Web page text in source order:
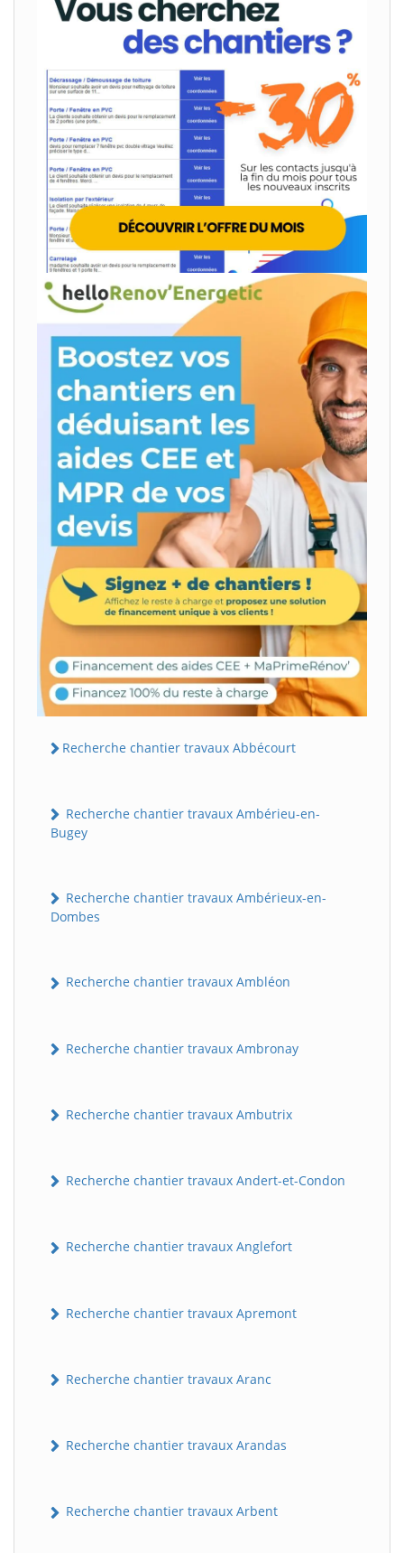
Recherche chantier travaux Abbécourt
Recherche chantier travaux Ambérieu-en-
Bugey
Recherche chantier travaux Ambérieux-en-
Dombes
Recherche chantier travaux Ambléon
Recherche chantier travaux Ambronay
Recherche chantier travaux Ambutrix
Recherche chantier travaux Andert-et-Condon
Recherche chantier travaux Anglefort
Recherche chantier travaux Apremont
Recherche chantier travaux Aranc
Recherche chantier travaux Arandas
Recherche chantier travaux Arbent